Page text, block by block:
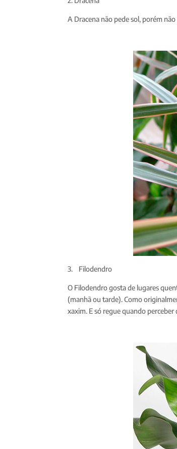
A Dracena não pede sol, porém
3. Filodendro
O Filodendro gosta de lugares
(manhã ou tarde). Como
xaxim. E só regue quando